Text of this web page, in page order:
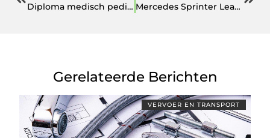
Diploma medisch pedicure behalen? Mercedes Sprinter Leasen, een slim plan?
Gerelateerde Berichten
VERVOER EN TRANSPORT